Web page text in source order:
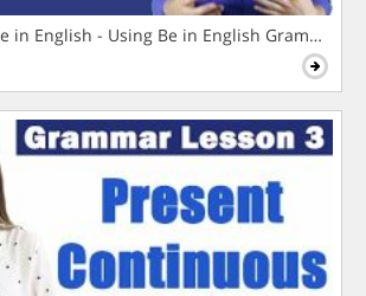
in English - Using Be in English Grammar